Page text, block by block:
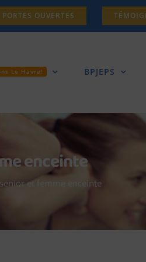
PORTES OUVERTES
Le Havre! BPJEPS
enceinte
et femme enceinte